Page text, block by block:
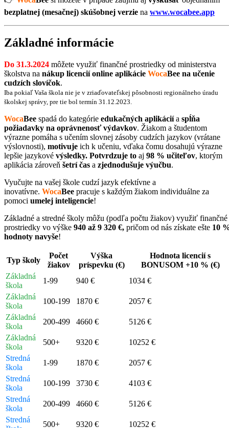
bezplatnej (mesačnej) skúšobnej verzie na www.wocabee.app
Základné informácie
Do 31.3.2024 môžete využiť finančné prostriedky od ministerstva
školstva na nákup licencií online aplikácie WocaBee na učenie
cudzích slovíčok.
Iba pokiaľ Vaša škola nie je v zriaďovateľskej pôsobnosti regionálneho úradu
školskej správy, pre tie bol termín 31.12.2023.
WocaBee spadá do kategórie edukačných aplikáciía spĺňa
požiadavky na oprávnenosť výdavkov. Žiakom a študentom
výrazne pomáha s učením slovnej zásoby cudzích jazykov (vrátane
výslovnosti), motivuje ich k učeniu, vďaka čomu dosahujú výrazne
lepšie jazykové výsledky. Potvrdzuje to aj 98 % učiteľov, ktorým
aplikácia zároveň šetrí čas a zjednodušuje výučbu.
Vyučujte na vašej škole cudzí jazyk efektívne a
inovatívne. WocaBee pracuje s každým žiakom individuálne za
pomoci umelej inteligencie!
Základné a stredné školy môžu (podľa počtu žiakov) využiť finančné
prostriedky vo výške 940 až 9 320 €, pričom od nás získate ešte 10
hodnoty navyše!
Typ školy
Počet
žiakov
Výška
príspevku (€)
Hodnota licencií s
BONUSOM +10 % (€)
Základná
škola
1-99 940 €
1034 €
Základná
škola
100-199 1870 €
2057 €
Základná
škola
200-499 4660 €
5126 €
Základná
škola
500+ 9320 €
10252 €
Stredná
škola
1-99 1870 €
2057 €
Stredná
škola
100-199 3730 €
4103 €
Stredná
škola
200-499 4660 €
5126 €
Stredná
500+ 9320 € 10252 €